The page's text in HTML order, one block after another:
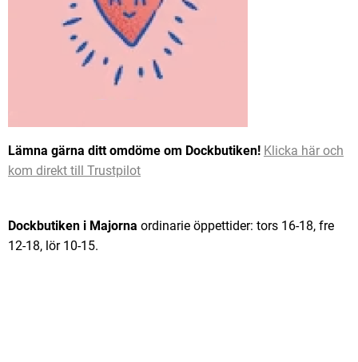
Lämna gärna ditt omdöme om Dockbutiken! Klicka här och
kom direkt till Trustpilot
Dockbutiken i Majorna ordinarie öppettider: tors 16-18, fre
12-18, lör 10-15.